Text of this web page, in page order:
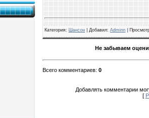
Категория: Шансон | Добавил: Adminn
Не забываем
Всего комментариев: 0
Добавлять комментарии
[